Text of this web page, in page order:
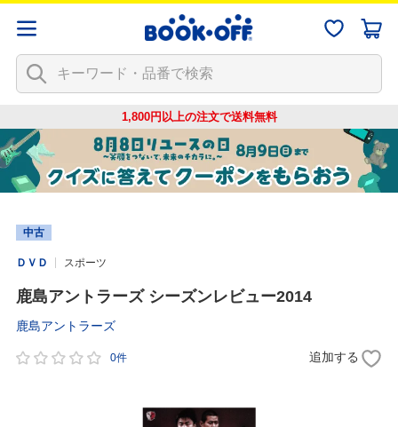
1,800円以上の注文で送料無料
中古
ＤＶＤ スポーツ
鹿島アントラーズ シーズンレビュー2014
鹿島アントラーズ
0件 追加する